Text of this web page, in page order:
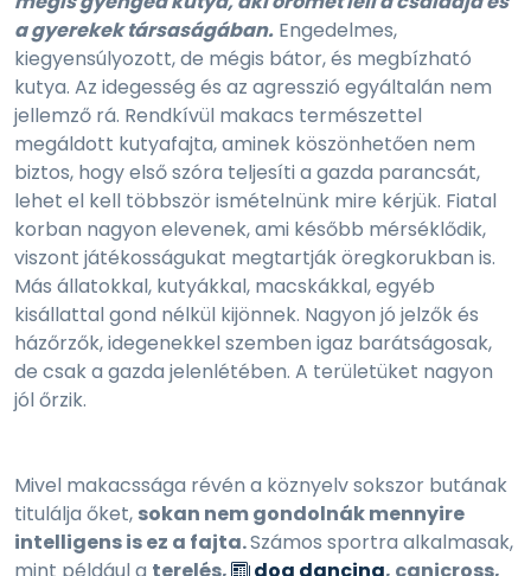
a gyerekek társaságában. Engedelmes,
kiegyensúlyozott, de mégis bátor, és megbízható
kutya. Az idegesség és az agresszió egyáltalán nem
jellemző rá. Rendkívül makacs természettel
megáldott kutyafajta, aminek köszönhetően nem
biztos, hogy első szóra teljesíti a gazda parancsát,
lehet el kell többször ismételnünk mire kérjük. Fiatal
korban nagyon elevenek, ami később mérséklődik,
viszont játékosságukat megtartják öregkorukban is.
Más állatokkal, kutyákkal, macskákkal, egyéb
kisállattal gond nélkül kijönnek. Nagyon jó jelzők és
házőrzők, idegenekkel szemben igaz barátságosak,
de csak a gazda jelenlétében. A területüket nagyon
jól őrzik.
Mivel makacssága révén a köznyelv sokszor butának
titulálja őket, sokan nem gondolnák mennyire
intelligens is ez a fajta.Számos sportra alkalmasak,